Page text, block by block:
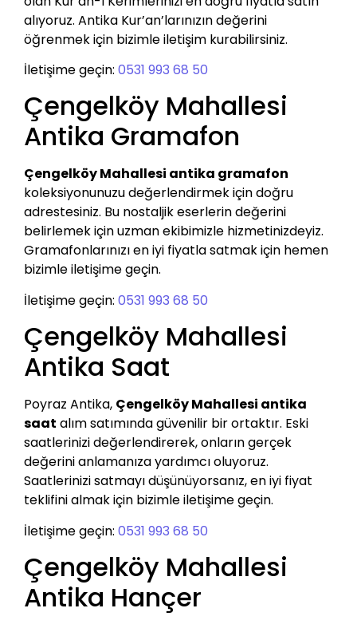
alıyoruz. Antika Kur’an’larınızın değerini
öğrenmek için bizimle iletişim kurabilirsiniz.
İletişime geçin: 0531 993 68 50
Çengelköy Mahallesi
Antika Gramafon
Çengelköy Mahallesi antika gramafon
koleksiyonunuzu değerlendirmek için doğru
adrestesiniz. Bu nostaljik eserlerin değerini
belirlemek için uzman ekibimizle hizmetinizdeyiz.
Gramafonlarınızı en iyi fiyatla satmak için hemen
bizimle iletişime geçin.
İletişime geçin: 0531 993 68 50
Çengelköy Mahallesi
Antika Saat
Poyraz Antika, Çengelköy Mahallesi antika
saat alım satımında güvenilir bir ortaktır. Eski
saatlerinizi değerlendirerek, onların gerçek
değerini anlamanıza yardımcı oluyoruz.
Saatlerinizi satmayı düşünüyorsanız, en iyi fiyat
teklifini almak için bizimle iletişime geçin.
İletişime geçin: 0531 993 68 50
Çengelköy Mahallesi
Antika Hançer